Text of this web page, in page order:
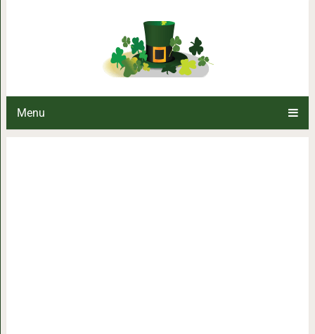
Menu
Девушка спасла выводок лисят
его воспитание